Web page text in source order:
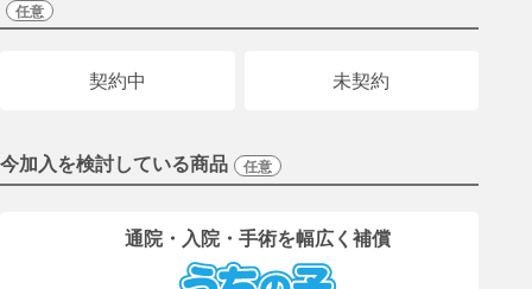
任意
契約中 未契約
今加入を検討している商品 任意
通院・入院・手術を幅広く補償